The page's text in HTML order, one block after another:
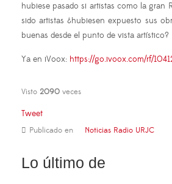
hubiese pasado si artistas como la gran
sido artistas ¿hubiesen expuesto sus
buenas desde el punto de vista artístico?
Ya en iVoox: https://go.ivoox.com/rf/
Visto 2090 veces
Tweet
Publicado en Noticias Radio URJC
Lo último de